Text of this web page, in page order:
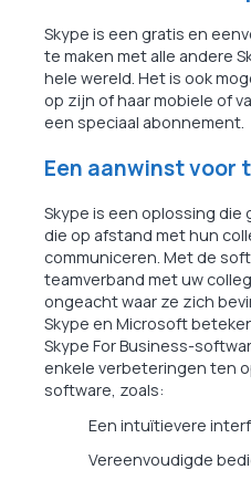
Skype is een gratis en
te maken met alle andere
hele wereld. Het is ook
op zijn of haar mobiele of
een speciaal abonnement.
Een aanwinst voor
Skype is een oplossing die
die op afstand met hun
communiceren. Met de
teamverband met uw
ongeacht waar ze zich
Skype en Microsoft
Skype For Business-
enkele verbeteringen ten
software, zoals:
Een intuïtievere
Vereenvoudigde